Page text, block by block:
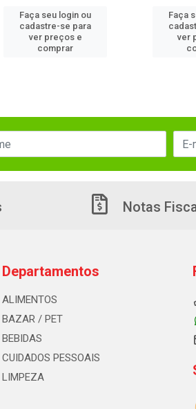
Faça seu login ou
cadastre-se para
ver preços e
comprar
Faça
ver
Notas
Departamentos
ALIMENTOS
BAZAR / PET
BEBIDAS
CUIDADOS PESSOAIS
LIMPEZA